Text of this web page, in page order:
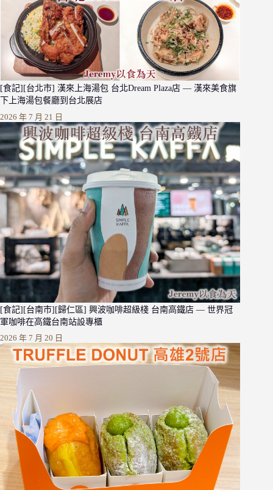
[食記][台北市] 漢來上海湯包 台北Dream Plaza店 — 漢來美食旗
下上海湯包餐廳到台北展店
2026 年 7 月 21 日
[食記][台南市][歸仁區] 興波咖啡超級棧 台南高鐵店 — 世界冠
軍咖啡在高鐵台南站設專櫃
2026 年 7 月 20 日